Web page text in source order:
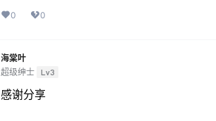
0 0
海棠叶
超级绅士 Lv3
感谢分享